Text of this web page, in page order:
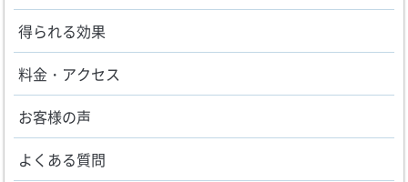
得られる効果
料金・アクセス
お客様の声
よくある質問